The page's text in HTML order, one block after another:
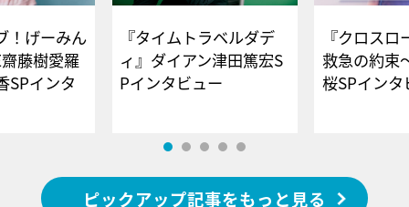
！げーみん
藤樹愛羅
SPインタ
『タイムトラベルダデ
ィ』ダイアン津田篤宏S
Pインタビュー
『クロス
救急の約束
桜SPイ
ピックアップ記事をもっと見る